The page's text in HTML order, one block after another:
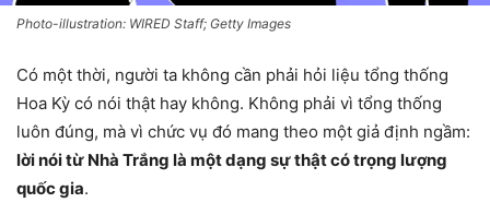
Photo-illustration: WIRED Staff; Getty Images
Có một thời, người ta không cần phải hỏi liệu tổng thống
Hoa Kỳ có nói thật hay không. Không phải vì tổng thống
luôn đúng, mà vì chức vụ đó mang theo một giả định ngầm:
lời nói từ Nhà Trắng là một dạng sự thật có trọng lượng
quốc gia.